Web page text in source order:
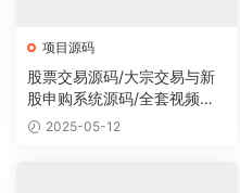
项目源码
股票交易源码/大宗交易与新
股申购系统源码/全套视频教
程 2025-05-12